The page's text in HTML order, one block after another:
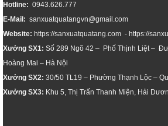
Hotline: 0943.626.777
E-Mail: sanxuatquatangvn@gmail.com
Website: https://sanxuatquatang.com - https://
Xưởng SX1: Số 289 Ngõ 42 – Phố Thịnh Liệt –
Hoàng Mai – Hà Nội
Xưởng SX2: 30/50 TL19 – Phường Thạnh Lộc –
Xưởng SX3: Khu 5, Thị Trấn Thanh Miện, Hải